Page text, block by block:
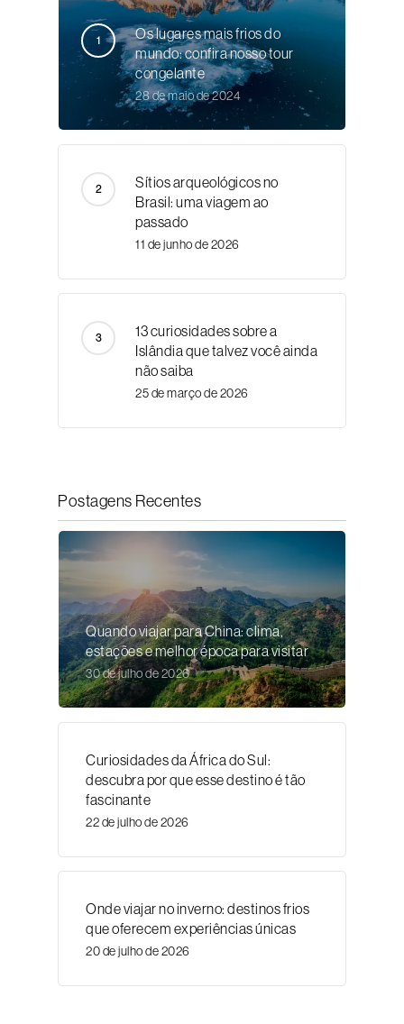
Os lugares mais frios do
mundo: confira nosso tour
congelante
28 de maio de 2024
Sítios arqueológicos no
Brasil: uma viagem ao
passado
11 de junho de 2026
13 curiosidades sobre a
Islândia que talvez você ainda
não saiba
25 de março de 2026
Postagens Recentes
Quando viajar para China: clima,
estações e melhor época para visitar
30 de julho de 2026
Curiosidades da África do Sul:
descubra por que esse destino é tão
fascinante
22 de julho de 2026
Onde viajar no inverno: destinos frios
que oferecem experiências únicas
20 de julho de 2026